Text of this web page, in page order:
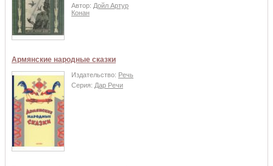
Автор: Дойл Артур
Конан
Армянские народные сказки
Издательство: Речь
Серия: Дар Речи